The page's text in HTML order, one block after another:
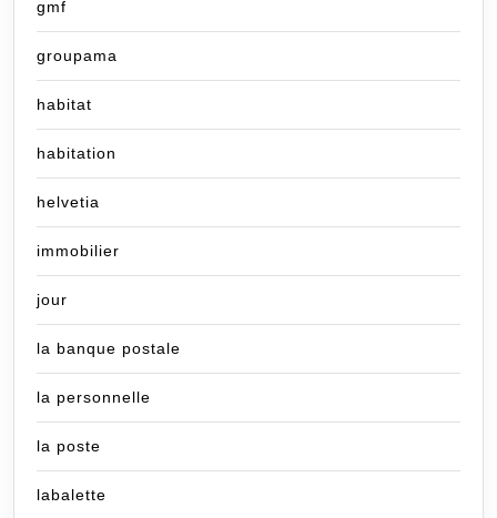
gmf
groupama
habitat
habitation
helvetia
immobilier
jour
la banque postale
la personnelle
la poste
labalette